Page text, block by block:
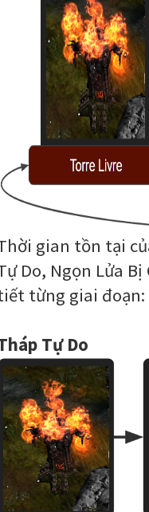
gian tồn tại
Do, Ngọn Lửa
từng giai đoạn:
Tự Do